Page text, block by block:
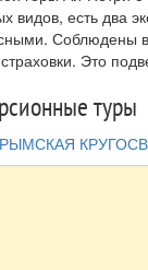
видов, есть два
Соблюдены
Это
туры